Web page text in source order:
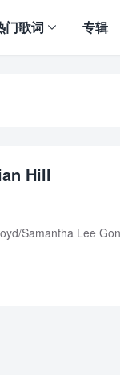
门歌词 专辑
Hill
Samantha Lee